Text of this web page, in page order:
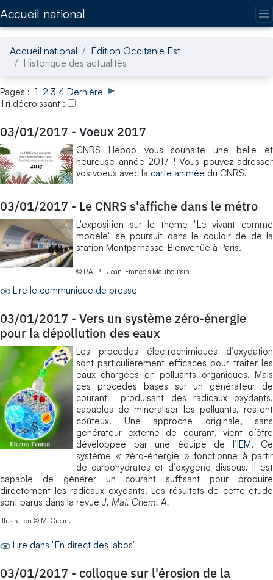
Accueil national
Accueil national
Édition Occitanie Est
Historique des actualités
Pages : 1 2 3 4 Dernière
Tri décroissant :
03/01/2017 - Voeux 2017
CNRS Hebdo vous souhaite une belle et
heureuse année 2017 ! Vous pouvez adresser
vos voeux avec la carte animée du CNRS.
03/01/2017 - Le CNRS s'affiche dans le métro
L'exposition sur le thème "Le vivant comme
modèle" se poursuit dans le couloir de de la
station Montparnasse-Bienvenüe à Paris.
© RATP - Jean-François Mauboussin
Lire le communiqué de presse
03/01/2017 - Vers un système zéro-énergie
pour la dépollution des eaux
Les procédés électrochimiques d’oxydation
sont particulièrement efficaces pour traiter les
eaux chargées en polluants organiques. Mais
ces procédés basés sur un générateur de
courant produisant des radicaux oxydants,
capables de minéraliser les polluants, restent
coûteux. Une approche originale, sans
générateur externe de courant, vient d’être
développée par une équipe de l’IEM. Ce
système « zéro-énergie » fonctionne à partir
de carbohydrates et d’oxygène dissous. Il est
capable de générer un courant suffisant pour produire
directement les radicaux oxydants. Les résultats de cette étude
sont parus dans la revue J. Mat. Chem. A.
Illustration © M. Cretin.
Lire dans "En direct des labos"
03/01/2017 - colloque sur l'érosion de la